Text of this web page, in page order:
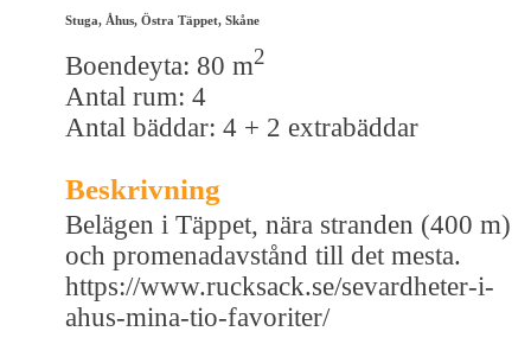
Stuga, Åhus, Östra Täppet, Skåne
Boendeyta: 80 m2
Antal rum: 4
Antal bäddar: 4 + 2 extrabäddar
Beskrivning
Belägen i Täppet, nära stranden (400 m)
och promenadavstånd till det mesta.
https://www.rucksack.se/sevardheter-i-
ahus-mina-tio-favoriter/